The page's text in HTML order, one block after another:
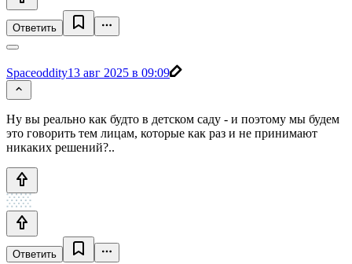
Ответить
Spaceoddity13 авг 2025 в 09:09
Ну вы реально как будто в детском саду - и поэтому мы будем
это говорить тем лицам, которые как раз и не принимают
никаких решений?..
Ответить